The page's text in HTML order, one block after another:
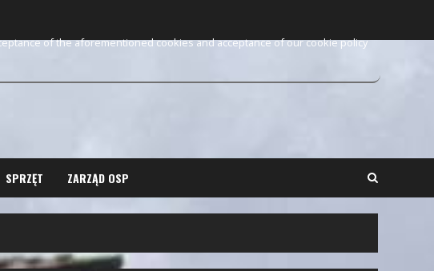
SPRZĘT ZARZĄD OSP
of the aforementioned cookies and acceptance of our cookie policy